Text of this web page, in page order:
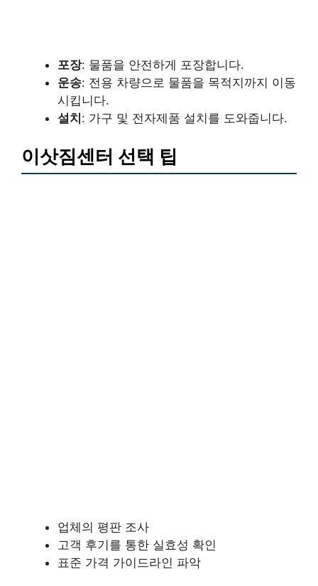
포장: 물품을 안전하게 포장합니다.
운송: 전용 차량으로 물품을 목적지까지 이동
시킵니다.
설치 : 가구 및 전자제품 설치를 도와줍니다.
이삿짐센터 선택 팁
업체의 평판 조사
고객 후기를 통한 실효성 확인
표준 가격 가이드라인 파악